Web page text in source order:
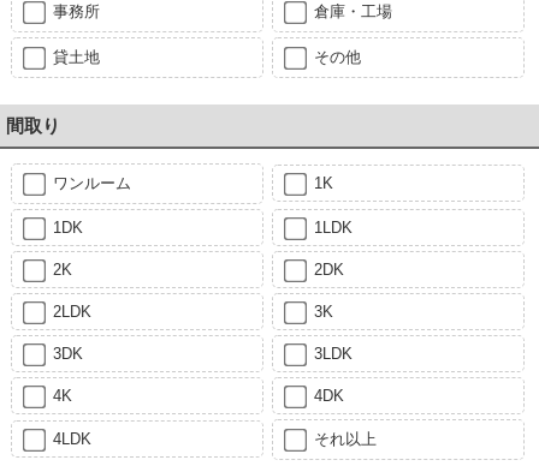
事務所 倉庫・工場
貸土地 その他
間取り
ワンルーム 1K
1DK 1LDK
2K 2DK
2LDK 3K
3DK 3LDK
4K 4DK
4LDK それ以上